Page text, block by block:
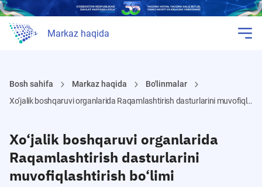
Markaz haqida
Bosh sahifa Markaz haqida
Bo'linmalar
Xo‘jalik boshqaruvi organlarida Raqamlashtirish dasturlarini muvofiqlashtirish bo‘limi
Xo‘jalik boshqaruvi organlarida
Raqamlashtirish dasturlarini
muvofiqlashtirish bo‘limi